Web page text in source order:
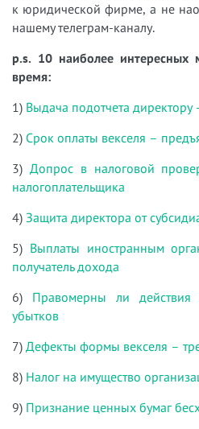
к юридической фирме, а не
нашему телеграм-каналу.
p.s. 10 наиболее интересных
время:
1) Выдача подотчета
2) Срок оплаты векселя –
3) Допрос в налоговой
налогоплательщика
4) Защита директора от
5) Выплаты иностранным
получатель дохода
6) Правомерны ли
убытков
7) Дефекты формы векселя –
8) Налог на имущество
9) Признание ценных бумаг